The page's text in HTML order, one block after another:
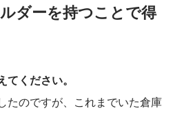
ダーを持つことで得
ください。
たのですが、これまでいた倉庫